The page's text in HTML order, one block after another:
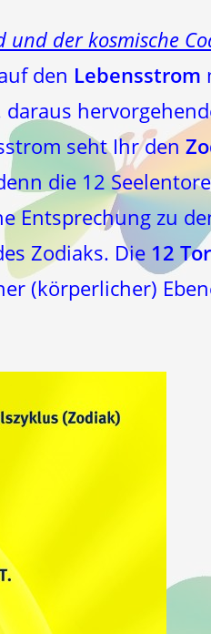
und der kosmische
den Lebensstrom
daraus
seht Ihr den
die 12
Entsprechung zu
Zodiaks. Die 12
(körperlicher)